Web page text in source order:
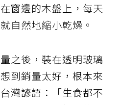
窗邊的木盤上，每天
自然地縮小乾燥。
之後，裝在透明玻璃
到銷量太好，根本來
灣諺語：「生食都不